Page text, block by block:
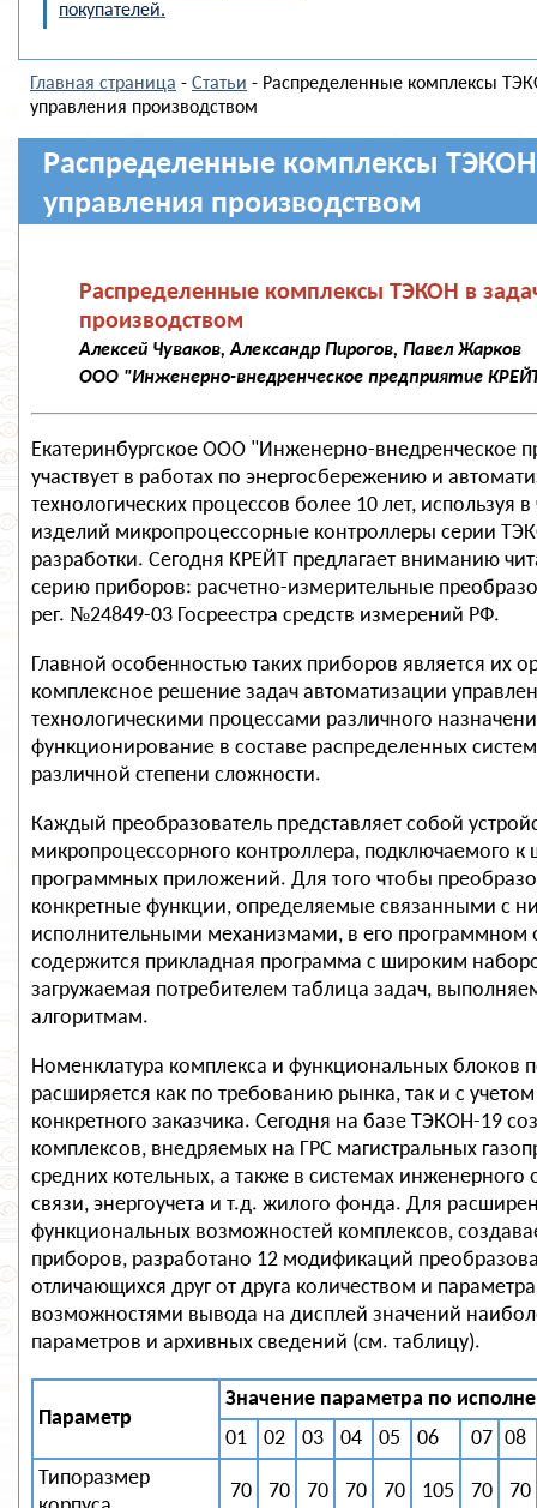
покупателей.
Главная страница - Статьи - Распределенные комплексы
управления производством
Распределенные комплексы ТЭКОН
управления производством
Распределенные комплексы ТЭКОН в
производством
Алексей Чуваков, Александр Пирогов, Павел Жарков
ООО "Инженерно-внедренческое предприятие
Екатеринбургское ООО "Инженерно-внедренческое
участвует в работах по энергосбережению и
технологических процессов более 10 лет, используя
изделий микропроцессорные контроллеры серии
разработки. Сегодня КРЕЙТ предлагает вниманию
серию приборов: расчетно-измерительные
рег. №24849-03 Госреестра средств измерений РФ.
Главной особенностью таких приборов является их
комплексное решение задач автоматизации
технологическими процессами различного
функционирование в составе распределенных систем
различной степени сложности.
Каждый преобразователь представляет собой
микропроцессорного контроллера, подключаемого к
программных приложений. Для того чтобы
конкретные функции, определяемые связанными с
исполнительными механизмами, в его программном
содержится прикладная программа с широким
загружаемая потребителем таблица задач,
алгоритмам.
Номенклатура комплекса и функциональных блоков
расширяется как по требованию рынка, так и с
конкретного заказчика. Сегодня на базе ТЭКОН-19
комплексов, внедряемых на ГРС магистральных
средних котельных, а также в системах инженерного
связи, энергоучета и т.д. жилого фонда. Для
функциональных возможностей комплексов,
приборов, разработано 12 модификаций
отличающихся друг от друга количеством и
возможностями вывода на дисплей значений
параметров и архивных сведений (см. таблицу).
Параметр
Значение параметра по
01
02 03 04 05 06 07 08
Типоразмер
70 70 70 70 70 105 70 70